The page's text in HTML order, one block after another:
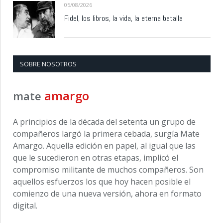
05/08/2026
Fidel, los libros, la vida, la eterna batalla
SOBRE NOSOTROS
mate amargo
A principios de la década del setenta un grupo de
compañeros largó la primera cebada, surgía Mate
Amargo. Aquella edición en papel, al igual que las
que le sucedieron en otras etapas, implicó el
compromiso militante de muchos compañeros. Son
aquellos esfuerzos los que hoy hacen posible el
comienzo de una nueva versión, ahora en formato
digital.